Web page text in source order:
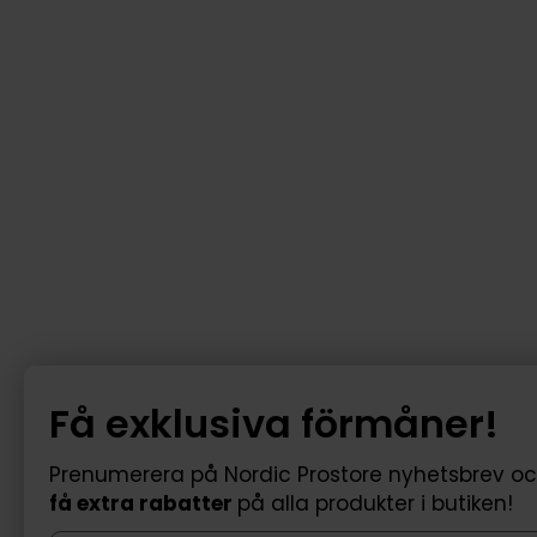
Få exklusiva förmåner!
Prenumerera på Nordic Prostore nyhetsbrev
få extra rabatter på alla produkter i butiken!